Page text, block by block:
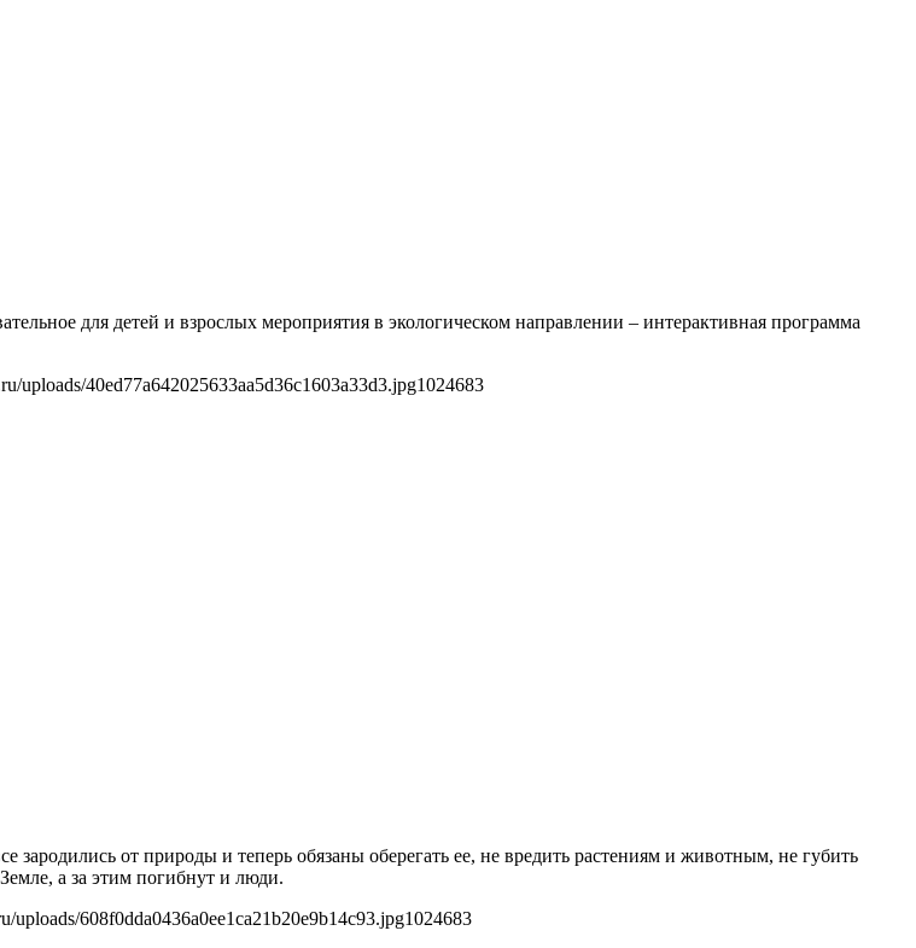
для детей и взрослых мероприятия в экологическом направлении – интерактивная программа
uploads/40ed77a642025633aa5d36c1603a33d3.jpg1024683
зародились от природы и теперь обязаны оберегать ее, не вредить растениям и животным, не губить
а за этим погибнут и люди.
uploads/608f0dda0436a0ee1ca21b20e9b14c93.jpg1024683